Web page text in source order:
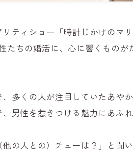
ティショー「時計じかけのマリ
たちの婚活に、心に響くもの
多くの人が注目していたあやか
、男性を惹きつける魅力にあふ
の人との）チューは？」と聞